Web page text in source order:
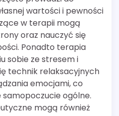
wartości i pewności
w terapii mogą
oraz nauczyć się
Ponadto terapia
sobie ze stresem i
technik relaksacyjnych
emocjami, co
samopoczucie ogólne.
mogą również